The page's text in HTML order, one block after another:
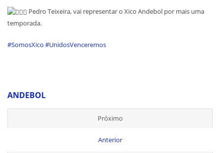
Pedro Teixeira, vai representar o Xico Andebol por mais uma
temporada.
#SomosXico #UnidosVenceremos
ANDEBOL
Próximo
Anterior